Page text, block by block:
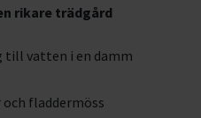
rikare trädgård
vatten i en damm
fladdermöss